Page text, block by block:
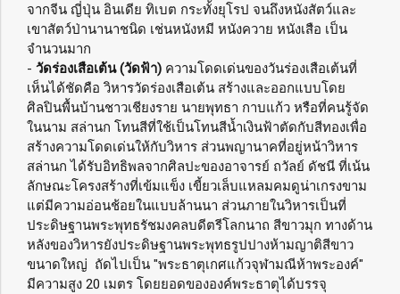
จากจีน ญี่ปุ่น อินเดีย ทิเบต กระทั้งยุโรป จนถึงหนังสัตว์และ
เขาสัตว์ป่านานาชนิด เช่นหนังหมี หนังควาย หนังเสือ เป็น
จำนวนมาก
- วัดร่องเสือเต้น (วัดฟ้า) ความโดดเด่นของวันร่องเสือเต้นที่
เห็นได้ชัดคือ วิหารวัดร่องเสือเต้น สร้างและออกแบบโดย
ศิลปินพื้นบ้านชาวเชียงราย นายพุทธา กาบแก้ว หรือที่คนรู้จัด
ในนาม สล่านก โทนสีที่ใช้เป็นโทนสีน้ำเงินฟ้าตัดกับสีทองเพื่อ
สร้างความโดดเด่นให้กับวิหาร ส่วนพญานาคที่อยู่หน้าวิหาร
สล่านก ได้รับอิทธิพลจากศิลปะของอาจารย์ ถวัลย์ ดัชนี ที่เน้น
ลักษณะโครงสร้างที่เข้มแข็ง เขี้ยวเล็บแหลมคมดูน่าเกรงขาม
แต่มีความอ่อนช้อยในแบบล้านนา ส่วนภายในวิหารเป็นที่
ประดิษฐานพระพุทธรัชมงคลบดีตรีโลกนาถ สีขาวมุก ทางด้าน
หลังของวิหารยังประดิษฐานพระพุทธรูปปางห้ามญาติสีขาว
ขนาดใหญ่ ถัดไปเป็น "พระธาตุเกศแก้วจุฬามณีห้าพระองค์"
มีความสูง 20 เมตร โดยยอดขององค์พระธาตุได้บรรจุ